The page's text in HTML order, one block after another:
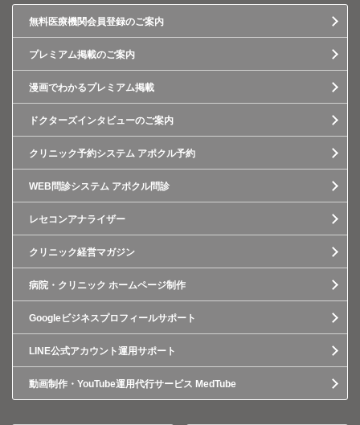
無料医療機関会員登録のご案内
プレミアム掲載のご案内
漫画でわかるプレミアム掲載
ドクターズインタビューのご案内
クリニック予約システム アポクル予約
WEB問診システム アポクル問診
レセコンアナライザー
クリニック経営マガジン
病院・クリニック ホームページ制作
Googleビジネスプロフィールサポート
LINE公式アカウント運用サポート
動画制作・YouTube運用代行サービス MedTube